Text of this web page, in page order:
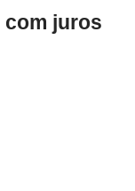
com juros